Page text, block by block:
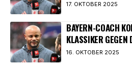
17. OKTOBER 2025
BAYERN-COACH
LASSIKER GEGEN
16. OKTOBER 2025